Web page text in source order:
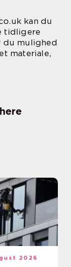
kan du
tidligere
du mulighed
materiale,
2026